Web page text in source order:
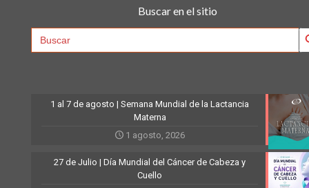
Buscar en el sitio
Search
1 al 7 de agosto | Semana Mundial de la Lactancia
Materna
1 agosto, 2026
27 de Julio | Día Mundial del Cáncer de Cabeza y
Cuello